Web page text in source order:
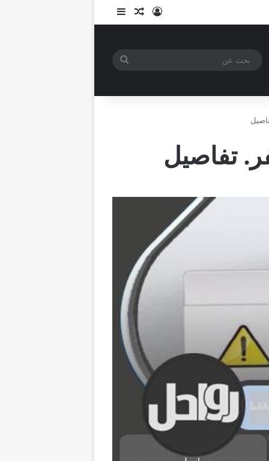
تسجيل الدخول
مقال عشوائي
إضافة عمود جانبي
بحث
تفاصيل